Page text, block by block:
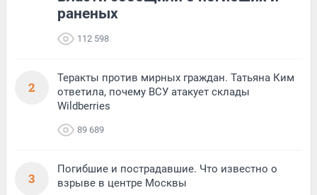
раненых
112 598
2
Теракты против мирных граждан. Татьяна Ким
ответила, почему ВСУ атакует склады
Wildberries
89 689
3
Погибшие и пострадавшие. Что известно о
взрыве в центре Москвы